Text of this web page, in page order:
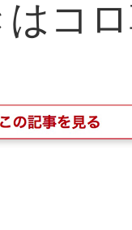
コ